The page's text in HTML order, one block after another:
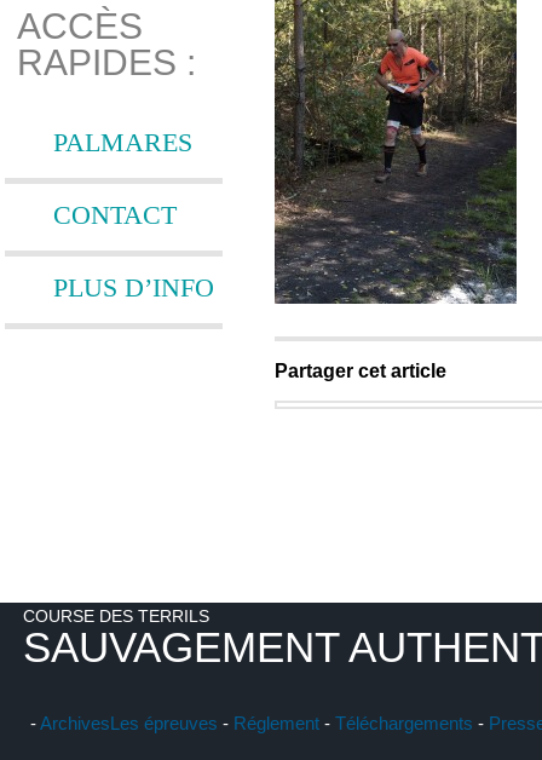
ACCÈS
RAPIDES :
PALMARES
CONTACT
PLUS D’INFO
Partager cet article
COURSE DES TERRILS
SAUVAGEMENT
-ArchivesLes épreuves - Réglement - Téléchargements -